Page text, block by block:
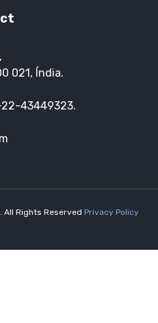
021, Índia.
43449323.
All Rights Reserved Privacy Policy